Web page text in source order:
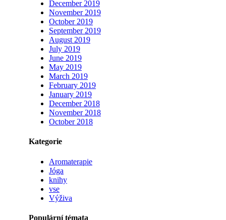
December 2019
November 2019
October 2019
September 2019
August 2019
July 2019
June 2019
May 2019
March 2019
February 2019
January 2019
December 2018
November 2018
October 2018
Kategorie
Aromaterapie
Jóga
knihy
vse
Výživa
Populární témata